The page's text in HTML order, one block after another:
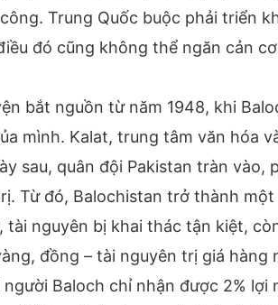
Trung Quốc buộc phải triển
đó cũng không thể ngăn cản
bắt nguồn từ năm 1948, khi
mình. Kalat, trung tâm văn hóa
sau, quân đội Pakistan tràn
Từ đó, Balochistan trở thành
tài nguyên bị khai thác tận kiệt,
đồng – tài nguyên trị giá hàng
Baloch chỉ nhận được 2% lợi